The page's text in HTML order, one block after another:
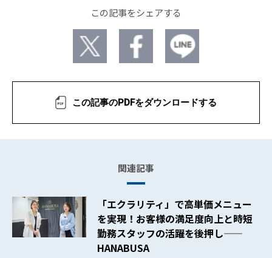
この記事をシェアする
この記事のPDFをダウンロードする
関連記事
「エクラリティ」で高単価メニュー
を実現！お客様の満足度向上と時短
勤務スタッフの活躍を後押し——
HANABUSA